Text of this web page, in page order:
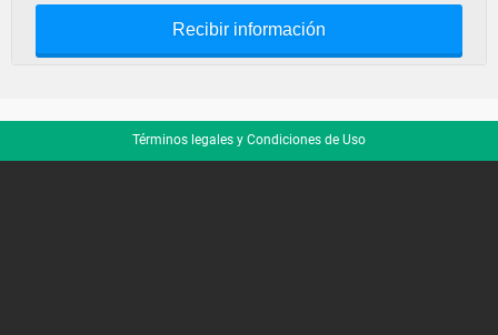
Recibir información
Términos legales y Condiciones de Uso